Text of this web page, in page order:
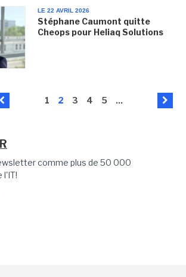
LE 22 AVRIL 2026
Stéphane Caumont quitte
Cheops pour Heliaq Solutions
1 2 3 4 5 ...
comme plus de 50 000
l'IT!